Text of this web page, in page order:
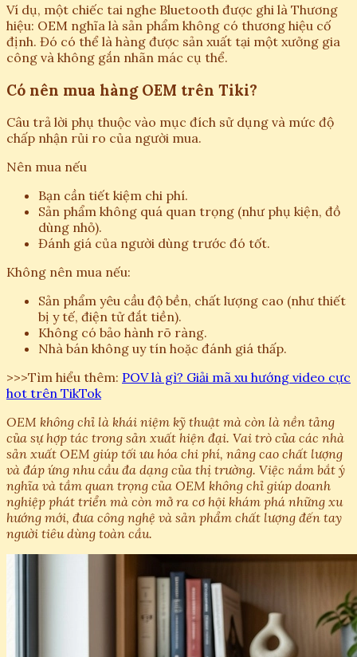
Ví dụ, một chiếc tai nghe Bluetooth được ghi là Thương
hiệu: OEM nghĩa là sản phẩm không có thương hiệu cố
định. Đó có thể là hàng được sản xuất tại một xưởng gia
công và không gắn nhãn mác cụ thể.
Có nên mua hàng OEM trên Tiki?
Câu trả lời phụ thuộc vào mục đích sử dụng và mức độ
chấp nhận rủi ro của người mua.
Nên mua nếu
Bạn cần tiết kiệm chi phí.
Sản phẩm không quá quan trọng (như phụ kiện, đồ
dùng nhỏ).
Đánh giá của người dùng trước đó tốt.
Không nên mua nếu:
Sản phẩm yêu cầu độ bền, chất lượng cao (như thiết
bị y tế, điện tử đắt tiền).
Không có bảo hành rõ ràng.
Nhà bán không uy tín hoặc đánh giá thấp.
>>>Tìm hiểu thêm: POV là gì? Giải mã xu hướng video cực
hot trên TikTok
OEM không chỉ là khái niệm kỹ thuật mà còn là nền tảng
của sự hợp tác trong sản xuất hiện đại. Vai trò của các nhà
sản xuất OEM giúp tối ưu hóa chi phí, nâng cao chất lượng
và đáp ứng nhu cầu đa dạng của thị trường. Việc nắm bắt ý
nghĩa và tầm quan trọng của OEM không chỉ giúp doanh
nghiệp phát triển mà còn mở ra cơ hội khám phá những xu
hướng mới, đưa công nghệ và sản phẩm chất lượng đến tay
người tiêu dùng toàn cầu.